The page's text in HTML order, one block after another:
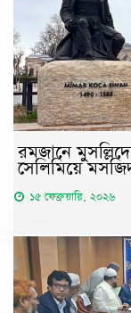
রমজানে
সেলিমিয়ে
১৫ ফেব্রুয়ারি, ২০২৬